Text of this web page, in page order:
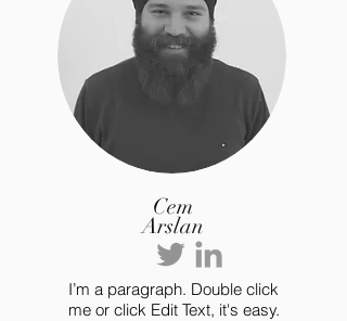
Cem
Arslan
I’m a paragraph. Double click
me or click Edit Text, it's easy.